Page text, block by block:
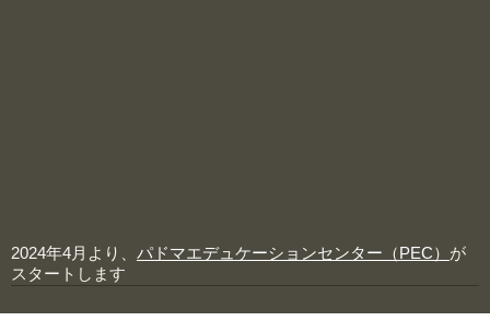
2024年4月より、 パドマエデュケーションセンター（PEC） が
スタートします